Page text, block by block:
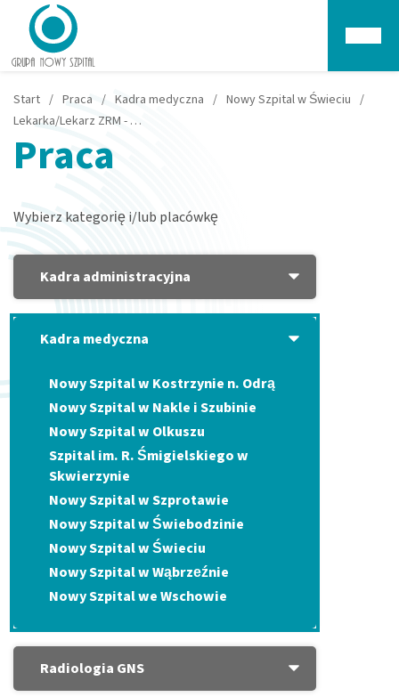
Start / Praca / Kadra medyczna / Nowy Szpital w Świeciu /
Lekarka/Lekarz ZRM - Świecie
Praca
Wybierz kategorię i/lub placówkę
Kadra administracyjna
Kadra medyczna
Nowy Szpital w Kostrzynie n. Odrą
Nowy Szpital w Nakle i Szubinie
Nowy Szpital w Olkuszu
Szpital im. R. Śmigielskiego w
Skwierzynie
Nowy Szpital w Szprotawie
Nowy Szpital w Świebodzinie
Nowy Szpital w Świeciu
Nowy Szpital w Wąbrzeźnie
Nowy Szpital we Wschowie
Radiologia GNS